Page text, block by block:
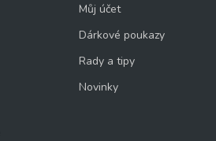
Můj účet
Dárkové poukazy
Rady a tipy
Novinky